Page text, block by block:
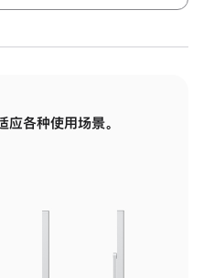
应各种使用场景。